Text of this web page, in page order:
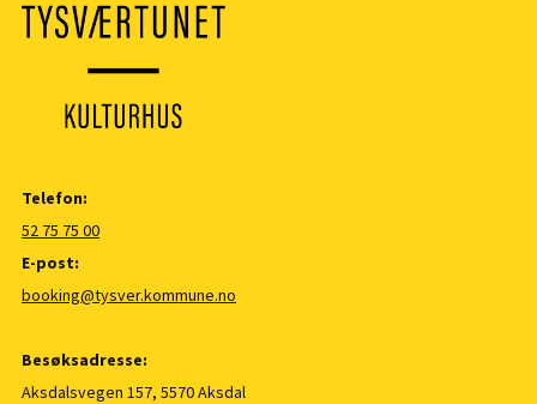
Telefon:
52 75 75 00
E-post:
booking@tysver.kommune.no
Besøksadresse:
Aksdalsvegen 157, 5570 Aksdal